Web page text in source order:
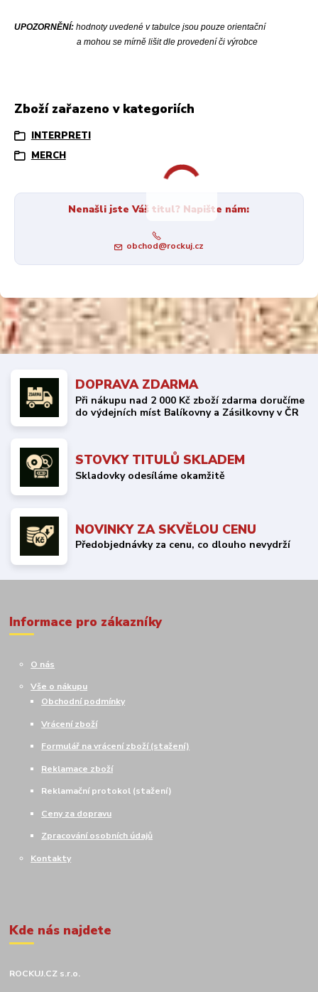
UPOZORNĚNÍ: hodnoty uvedené v tabulce jsou pouze orientační
a mohou se mírně lišit dle provedení či výrobce
Zboží zařazeno v kategoriích
INTERPRETI
MERCH
Nenašli jste Váš titul? Napište nám:
obchod@rockuj.cz
DOPRAVA ZDARMA
Při nákupu nad 2 000 Kč zboží zdarma doručíme
do výdejních míst Balíkovny a Zásilkovny v ČR
STOVKY TITULŮ SKLADEM
Skladovky odesíláme okamžitě
NOVINKY ZA SKVĚLOU CENU
Předobjednávky za cenu, co dlouho nevydrží
Informace pro zákazníky
O nás
Vše o nákupu
Obchodní podmínky
Vrácení zboží
Formulář na vrácení zboží (stažení)
Reklamace zboží
Reklamační protokol (stažení)
Ceny za dopravu
Zpracování osobních údajů
Kontakty
Kde nás najdete
ROCKUJ.CZ s.r.o.